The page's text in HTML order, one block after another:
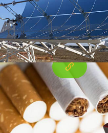
rugosidade e convexidade
trabalho do laminador são
decisivos que afetam a
produtos de folha de